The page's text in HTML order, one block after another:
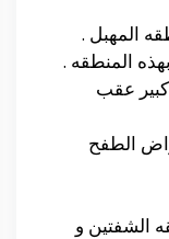
المهبل .
المنطقه .
عقب
الطفح
الشفتين و